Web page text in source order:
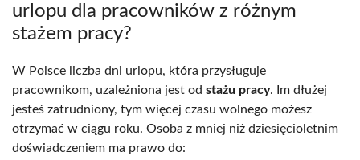
urlopu dla pracowników z różnym
stażem pracy?
W Polsce liczba dni urlopu, która przysługuje
pracownikom, uzależniona jest od stażu pracy. Im dłużej
jesteś zatrudniony, tym więcej czasu wolnego możesz
otrzymać w ciągu roku. Osoba z mniej niż dziesięcioletnim
doświadczeniem ma prawo do: